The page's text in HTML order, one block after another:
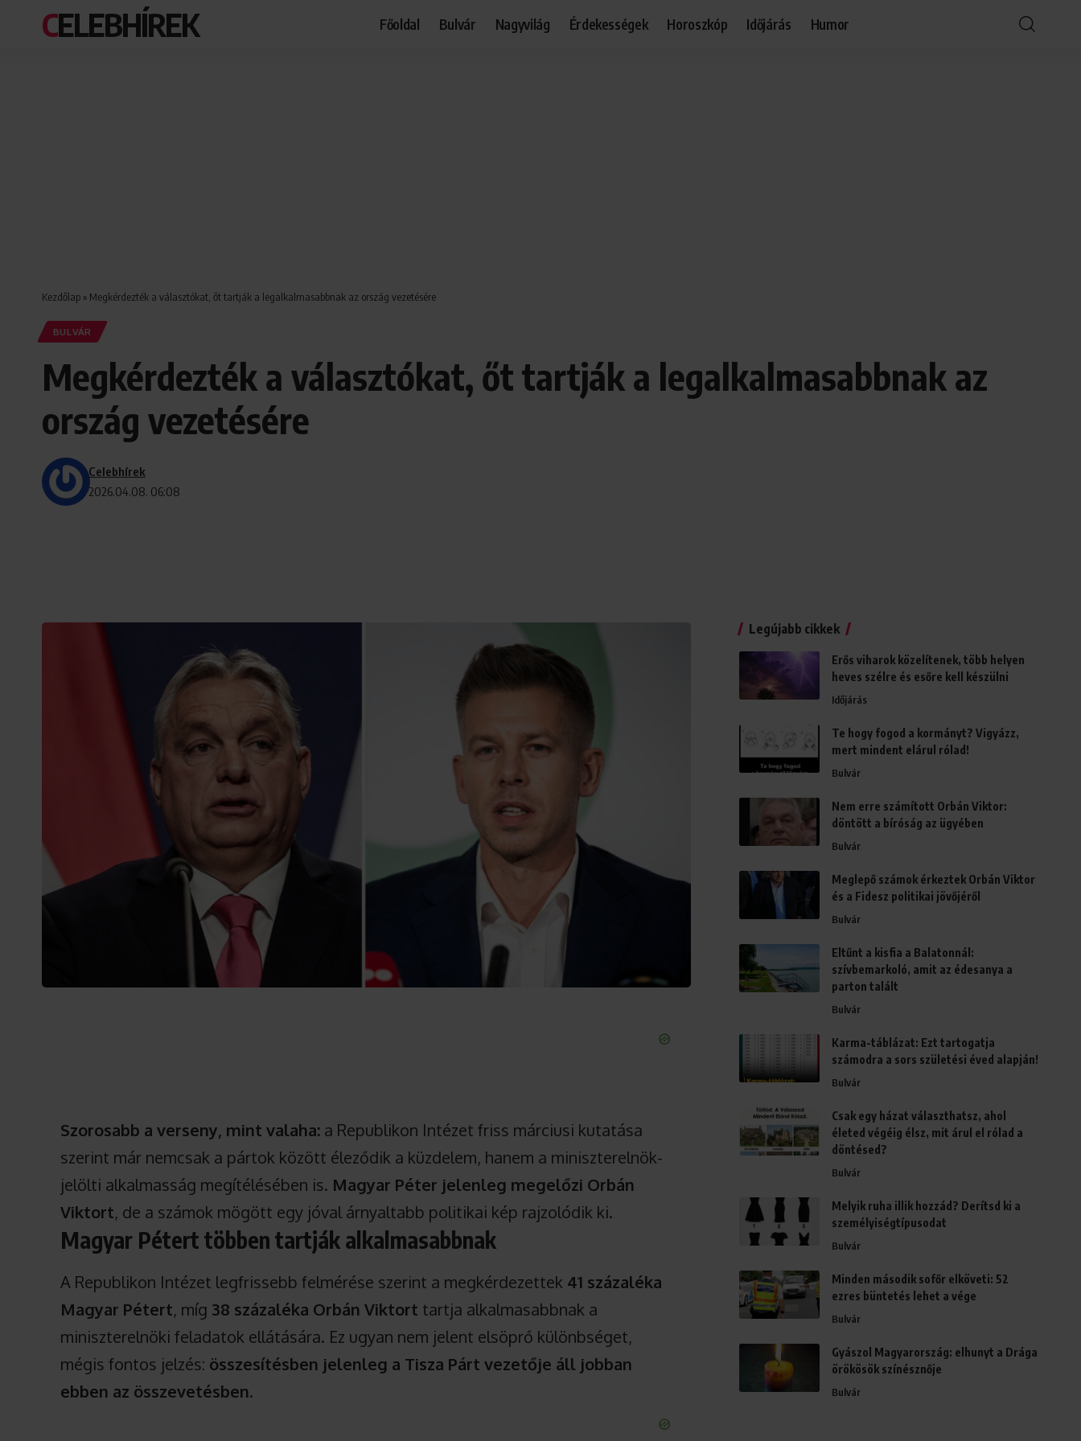
CELEBHÍREK Főoldal Bulvár Nagyvilág Érdekességek Horoszkóp Időjárás Humor
Kezdőlap » Megkérdezték a választókat, őt tartják a legalkalmasabbnak az ország vezetésére
BULVÁR
Megkérdezték a választókat, őt tartják a legalkalmasabbnak az
ország vezetésére
2026.04.08. 06:08
Celebhírek
Szorosabb a verseny, mint valaha: a Republikon Intézet friss márciusi kutatása
szerint már nemcsak a pártok között éleződik a küzdelem, hanem a miniszterelnök-
jelölti alkalmasság megítélésében is. Magyar Péter jelenleg megelőzi Orbán
Viktort, de a számok mögött egy jóval árnyaltabb politikai kép rajzolódik ki.
Magyar Pétert többen tartják alkalmasabbnak
A Republikon Intézet legfrissebb felmérése szerint a megkérdezettek 41 százaléka
Magyar Pétert, míg 38 százaléka Orbán Viktort tartja alkalmasabbnak a
miniszterelnöki feladatok ellátására. Ez ugyan nem jelent elsöprő különbséget,
mégis fontos jelzés: összesítésben jelenleg a Tisza Párt vezetője áll jobban
ebben az összevetésben.
Legújabb cikkek
Erős viharok közelítenek, több helyen
heves szélre és esőre kell készülni
Időjárás
Te hogy fogod a kormányt? Vigyázz,
mert mindent elárul rólad!
Bulvár
Nem erre számított Orbán Viktor:
döntött a bíróság az ügyében
Bulvár
Meglepő számok érkeztek Orbán Viktor
és a Fidesz politikai jövőjéről
Bulvár
Eltűnt a kisfia a Balatonnál:
szívbemarkoló, amit az édesanya a
parton talált
Bulvár
Karma-táblázat: Ezt tartogatja
számodra a sors születési éved alapján!
Bulvár
Csak egy házat választhatsz, ahol
életed végéig élsz, mit árul el rólad a
döntésed?
Bulvár
Melyik ruha illik hozzád? Derítsd ki a
személyiségtípusodat
Bulvár
Minden második sofőr elköveti: 52
ezres büntetés lehet a vége
Bulvár
Gyászol Magyarország: elhunyt a Drága
örökösök színésznője
Bulvár